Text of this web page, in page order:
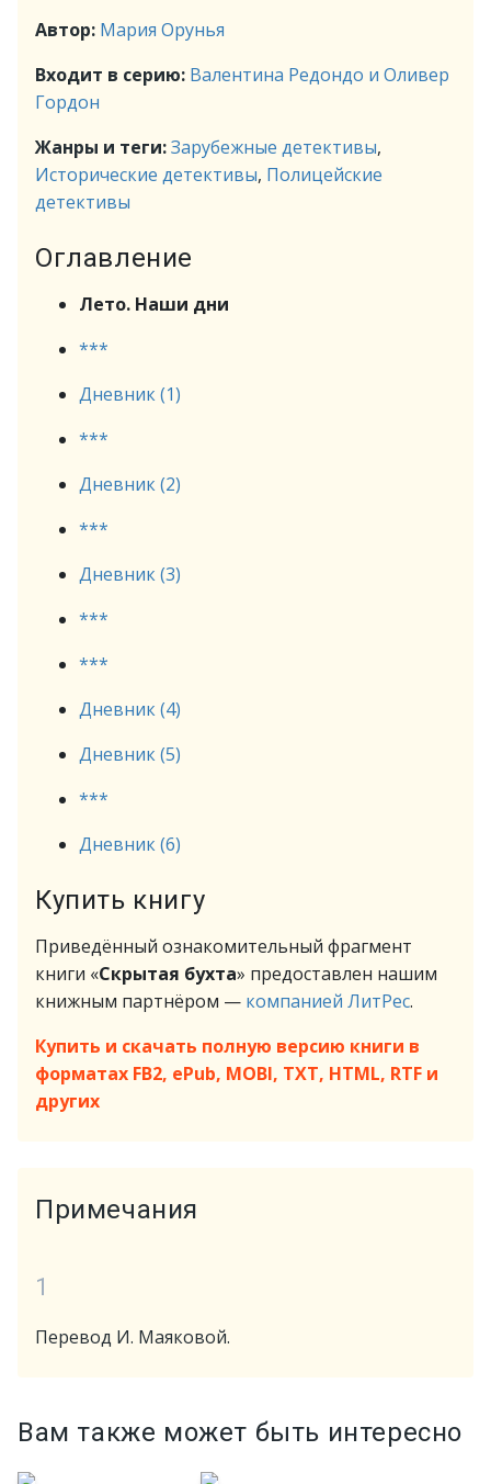
Автор: Мария Орунья
Входит в серию: Валентина Редондо и Оливер
Гордон
Жанры и теги:Зарубежные детективы,
Исторические детективы, Полицейские
детективы
Оглавление
Лето. Наши дни
***
Дневник (1)
***
Дневник (2)
***
Дневник (3)
***
***
Дневник (4)
Дневник (5)
***
Дневник (6)
Купить книгу
Приведённый ознакомительный фрагмент
книги «Скрытая бухта» предоставлен нашим
книжным партнёром — компанией ЛитРес.
Купить и скачать полную версию книги в
форматах FB2, ePub, MOBI, TXT, HTML, RTF и
других
Примечания
1
Перевод И. Маяковой.
Вам также может быть интересно